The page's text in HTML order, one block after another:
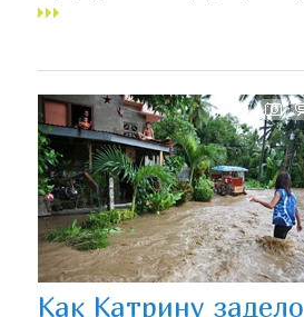
Как Катрину задело